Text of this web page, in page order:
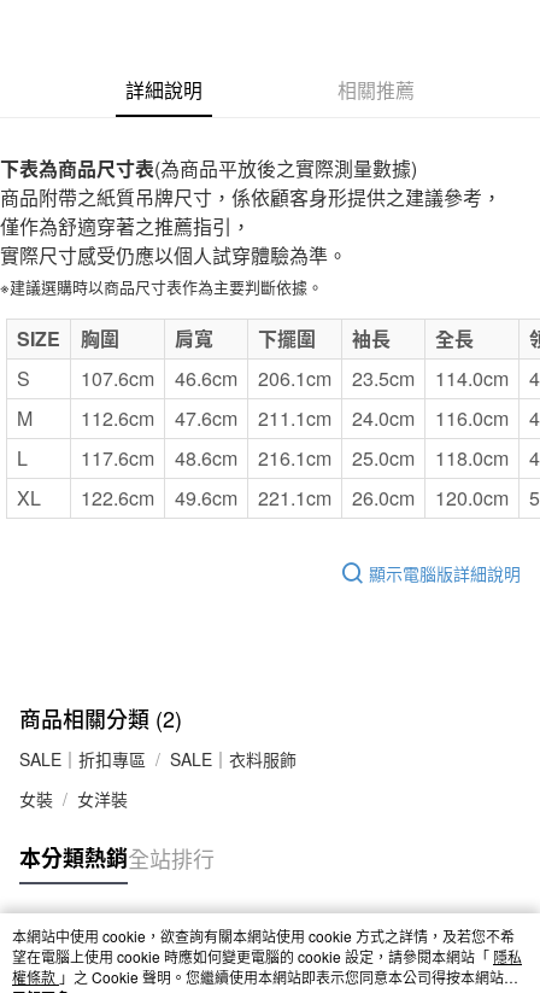
付款後7-11取貨
每筆NT$65，滿NT$1,000(含以上)免運費
宅配
每筆NT$150，滿NT$2,000(含以上)免運費
無印良品門市自取
免運費
詳細說明 相關推薦
下表為商品尺寸表(為商品平放後之實際測量數據)
商品附帶之紙質吊牌尺寸，係依顧客身形提供之建議參考，
僅作為舒適穿著之推薦指引，
實際尺寸感受仍應以個人試穿體驗為準。
※建議選購時以商品尺寸表作為主要判斷依據。
SIZE 胸圍 肩寬 下擺圍 袖長 全長
S
107.6cm 46.6cm 206.1cm 23.5cm 114.0cm
M
112.6cm 47.6cm 211.1cm 24.0cm 116.0cm
L
117.6cm 48.6cm 216.1cm 25.0cm 118.0cm
XL
122.6cm 49.6cm 221.1cm 26.0cm 120.0cm
顯示電腦版詳細說明
商品相關分類 (2)
SALE｜折扣專區
SALE｜衣料服飾
女裝
女洋裝
本分類熱銷全站排行
熱門標籤
本網站中使用 cookie，欲查詢有關本網站使用 cookie 方式之詳情，及若您不希
望在電腦上使用 cookie 時應如何變更電腦的 cookie 設定，請參閱本網站「 隱私
權條款 」之 Cookie 聲明。您繼續使用本網站即表示您同意本公司得按本網站使